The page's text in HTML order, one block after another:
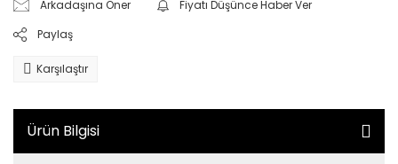
Arkadaşına Öner
Fiyatı Düşünce Haber Ver
Paylaş
Karşılaştır
Ürün Bilgisi